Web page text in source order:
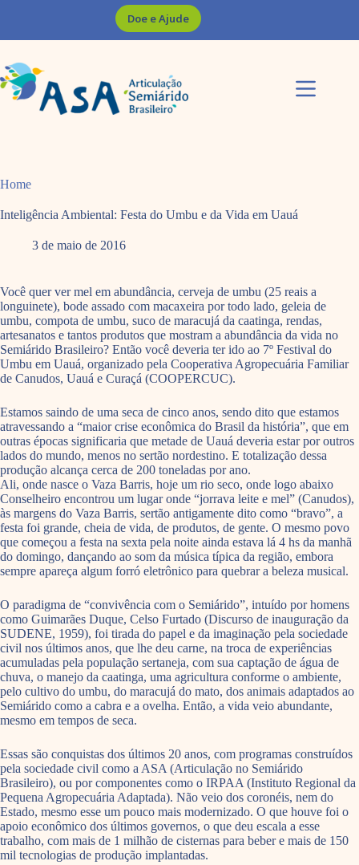
Doe e Ajude
Home
Inteligência Ambiental: Festa do Umbu e da Vida em Uauá
3 de maio de 2016
Você quer ver mel em abundância, cerveja de umbu (25 reais a
longuinete), bode assado com macaxeira por todo lado, geleia de
umbu, compota de umbu, suco de maracujá da caatinga, rendas,
artesanatos e tantos produtos que mostram a abundância da vida no
Semiárido Brasileiro? Então você deveria ter ido ao 7º Festival do
Umbu em Uauá, organizado pela Cooperativa Agropecuária Familiar
de Canudos, Uauá e Curaçá (COOPERCUC).
Estamos saindo de uma seca de cinco anos, sendo dito que estamos
atravessando a “maior crise econômica do Brasil da história”, que em
outras épocas significaria que metade de Uauá deveria estar por outros
lados do mundo, menos no sertão nordestino. E totalização dessa
produção alcança cerca de 200 toneladas por ano.
Ali, onde nasce o Vaza Barris, hoje um rio seco, onde logo abaixo
Conselheiro encontrou um lugar onde “jorrava leite e mel” (Canudos),
às margens do Vaza Barris, sertão antigamente dito como “bravo”, a
festa foi grande, cheia de vida, de produtos, de gente. O mesmo povo
que começou a festa na sexta pela noite ainda estava lá 4 hs da manhã
do domingo, dançando ao som da música típica da região, embora
sempre apareça algum forró eletrônico para quebrar a beleza musical.
O paradigma de “convivência com o Semiárido”, intuído por homens
como Guimarães Duque, Celso Furtado (Discurso de inauguração da
SUDENE, 1959), foi tirada do papel e da imaginação pela sociedade
civil nos últimos anos, que lhe deu carne, na troca de experiências
acumuladas pela população sertaneja, com sua captação de água de
chuva, o manejo da caatinga, uma agricultura conforme o ambiente,
pelo cultivo do umbu, do maracujá do mato, dos animais adaptados ao
Semiárido como a cabra e a ovelha. Então, a vida veio abundante,
mesmo em tempos de seca.
Essas são conquistas dos últimos 20 anos, com programas construídos
pela sociedade civil como a ASA (Articulação no Semiárido
Brasileiro), ou por componentes como o IRPAA (Instituto Regional da
Pequena Agropecuária Adaptada). Não veio dos coronéis, nem do
Estado, mesmo esse um pouco mais modernizado. O que houve foi o
apoio econômico dos últimos governos, o que deu escala a esse
trabalho, com mais de 1 milhão de cisternas para beber e mais de 150
mil tecnologias de produção implantadas.